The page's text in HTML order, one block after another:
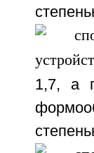
1,7, а